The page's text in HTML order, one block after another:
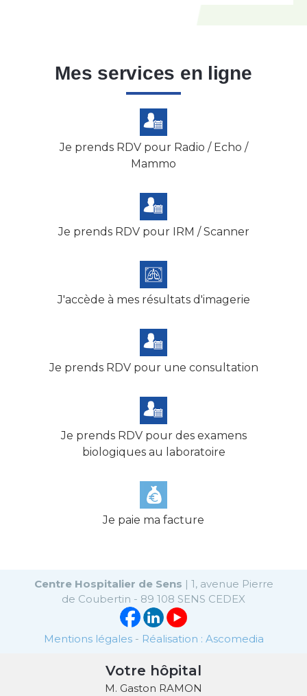
Mes services en ligne
Je prends RDV pour Radio / Echo /
Mammo
Je prends RDV pour IRM / Scanner
J'accède à mes résultats d'imagerie
Je prends RDV pour une consultation
Je prends RDV pour des examens
biologiques au laboratoire
Je paie ma facture
Centre Hospitalier de Sens | 1, avenue Pierre
de Coubertin - 89 108 SENS CEDEX
Mentions légales- Réalisation : Ascomedia
Votre hôpital
M. Gaston RAMON